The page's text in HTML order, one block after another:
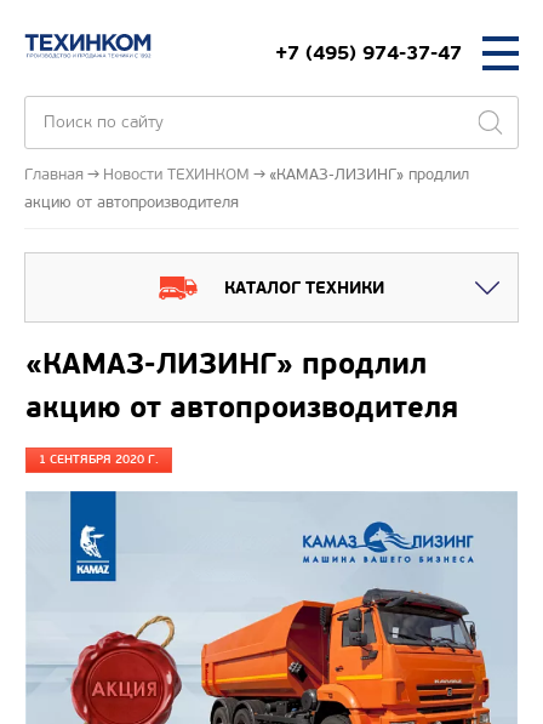
+7 (495) 974-37-47
Главная Новости ТЕХИНКОМ
«КАМАЗ-ЛИЗИНГ» продлил
акцию от автопроизводителя
КАТАЛОГ ТЕХНИКИ
«КАМАЗ-ЛИЗИНГ» продлил
акцию от автопроизводителя
1 СЕНТЯБРЯ 2020 Г.